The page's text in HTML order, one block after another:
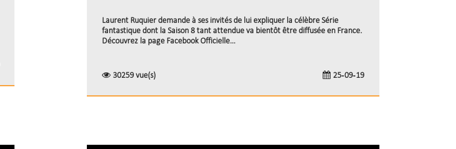
Laurent Ruquier demande à ses invités de lui expliquer la célèbre Série
fantastique dont la Saison 8 tant attendue va bientôt être diffusée en France.
Découvrez la page Facebook Officielle...
30259 vue(s) 25-09-19